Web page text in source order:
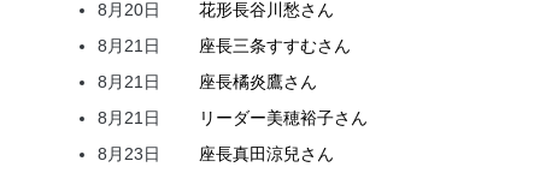
8月20日
花形長谷川愁さん
8月21日
座長三条すすむさん
8月21日
座長橘炎鷹さん
8月21日
リーダー美穂裕子さん
8月23日
座長真田涼兒さん